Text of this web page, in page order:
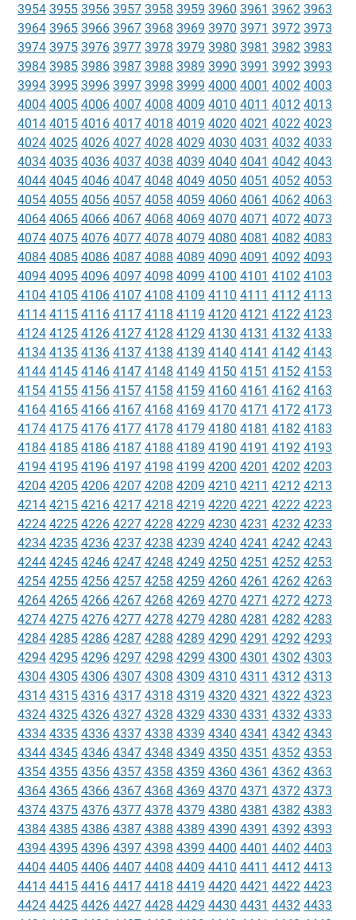
3954 3955 3956 3957 3958 3959 3960 3961 3962 3963
3964 3965 3966 3967 3968 3969 3970 3971 3972 3973
3974 3975 3976 3977 3978 3979 3980 3981 3982 3983
3984 3985 3986 3987 3988 3989 3990 3991 3992 3993
3994 3995 3996 3997 3998 3999 4000 4001 4002 4003
4004 4005 4006 4007 4008 4009 4010 4011 4012 4013
4014 4015 4016 4017 4018 4019 4020 4021 4022 4023
4024 4025 4026 4027 4028 4029 4030 4031 4032 4033
4034 4035 4036 4037 4038 4039 4040 4041 4042 4043
4044 4045 4046 4047 4048 4049 4050 4051 4052 4053
4054 4055 4056 4057 4058 4059 4060 4061 4062 4063
4064 4065 4066 4067 4068 4069 4070 4071 4072 4073
4074 4075 4076 4077 4078 4079 4080 4081 4082 4083
4084 4085 4086 4087 4088 4089 4090 4091 4092 4093
4094 4095 4096 4097 4098 4099 4100 4101 4102 4103
4104 4105 4106 4107 4108 4109 4110 4111 4112 4113
4114 4115 4116 4117 4118 4119 4120 4121 4122 4123
4124 4125 4126 4127 4128 4129 4130 4131 4132 4133
4134 4135 4136 4137 4138 4139 4140 4141 4142 4143
4144 4145 4146 4147 4148 4149 4150 4151 4152 4153
4154 4155 4156 4157 4158 4159 4160 4161 4162 4163
4164 4165 4166 4167 4168 4169 4170 4171 4172 4173
4174 4175 4176 4177 4178 4179 4180 4181 4182 4183
4184 4185 4186 4187 4188 4189 4190 4191 4192 4193
4194 4195 4196 4197 4198 4199 4200 4201 4202 4203
4204 4205 4206 4207 4208 4209 4210 4211 4212 4213
4214 4215 4216 4217 4218 4219 4220 4221 4222 4223
4224 4225 4226 4227 4228 4229 4230 4231 4232 4233
4234 4235 4236 4237 4238 4239 4240 4241 4242 4243
4244 4245 4246 4247 4248 4249 4250 4251 4252 4253
4254 4255 4256 4257 4258 4259 4260 4261 4262 4263
4264 4265 4266 4267 4268 4269 4270 4271 4272 4273
4274 4275 4276 4277 4278 4279 4280 4281 4282 4283
4284 4285 4286 4287 4288 4289 4290 4291 4292 4293
4294 4295 4296 4297 4298 4299 4300 4301 4302 4303
4304 4305 4306 4307 4308 4309 4310 4311 4312 4313
4314 4315 4316 4317 4318 4319 4320 4321 4322 4323
4324 4325 4326 4327 4328 4329 4330 4331 4332 4333
4334 4335 4336 4337 4338 4339 4340 4341 4342 4343
4344 4345 4346 4347 4348 4349 4350 4351 4352 4353
4354 4355 4356 4357 4358 4359 4360 4361 4362 4363
4364 4365 4366 4367 4368 4369 4370 4371 4372 4373
4374 4375 4376 4377 4378 4379 4380 4381 4382 4383
4384 4385 4386 4387 4388 4389 4390 4391 4392 4393
4394 4395 4396 4397 4398 4399 4400 4401 4402 4403
4404 4405 4406 4407 4408 4409 4410 4411 4412 4413
4414 4415 4416 4417 4418 4419 4420 4421 4422 4423
4424 4425 4426 4427 4428 4429 4430 4431 4432 4433